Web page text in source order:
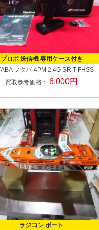
プロポ 送信機 専用ケース付き
フタバ4PM 2.4G SR T-FHSS
買取参考価格：6,000円
ラジコン ボート